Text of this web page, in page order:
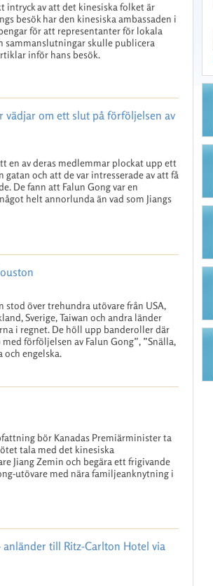
intryck av att det kinesiska folket är
besök har den kinesiska ambassaden i
för att representanter för lokala
sammanslutningar skulle publicera
inför hans besök.
vädjar om ett slut på förföljelsen av
en av deras medlemmar plockat upp ett
gatan och att de var intresserade av att få
De fann att Falun Gong var en
helt annorlunda än vad som Jiangs
stod över trehundra utövare från USA,
Sverige, Taiwan och andra länder
i regnet. De höll upp banderoller där
förföljelsen av Falun Gong”, ”Snälla,
engelska.
bör Kanadas Premiärminister ta
tala med det kinesiska
Jiang Zemin och begära ett frigivande
utövare med nära familjeanknytning i
anländer till Ritz-Carlton Hotel via